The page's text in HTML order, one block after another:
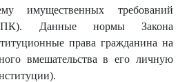
имущественных требований
Данные нормы Закона
права гражданина на
вмешательства в его личную